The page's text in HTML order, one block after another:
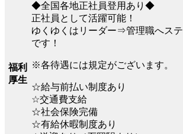
福利
厚生
◆全国各地正社員登用あり◆
正社員として活躍可能！
ゆくゆくはリーダー⇒管理職へス
です！
※各待遇には規定がございます。
☆給与前払い制度あり
☆交通費支給
☆社会保険完備
☆有給休暇制度あり